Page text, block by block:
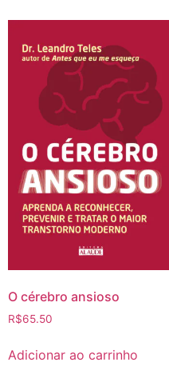
O cérebro ansioso
R$65.50
Adicionar ao carrinho